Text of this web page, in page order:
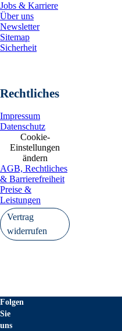
Jobs & Karriere
Über uns
Newsletter
Sitemap
Sicherheit
Rechtliches
Impressum
Datenschutz
Cookie-
Einstellungen
ändern
AGB, Rechtliches
& Barrierefreiheit
Preise &
Leistungen
Vertrag
widerrufen
Folgen
Sie
uns